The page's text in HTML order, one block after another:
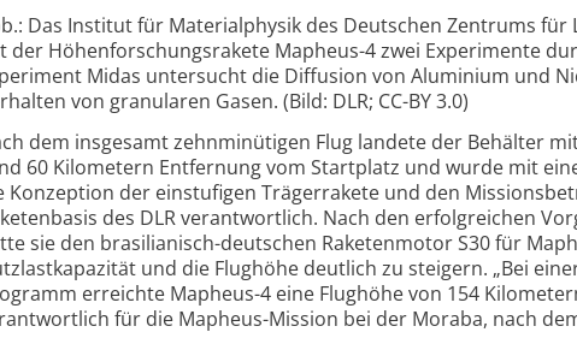
Das Institut für Materialphysik des Deutschen Zentrums für
der Höhenforschungsrakete Mapheus-4 zwei Experimente
Midas untersucht die Diffusion von Aluminium und
von granularen Gasen. (Bild: DLR; CC-BY 3.0)
dem insgesamt zehnminütigen Flug landete der Behälter
60 Kilometern Entfernung vom Startplatz und wurde mit
Konzeption der einstufigen Trägerrakete und den
des DLR verantwortlich. Nach den erfolgreichen
sie den brasilianisch-deutschen Raketenmotor S30 für
und die Flughöhe deutlich zu steigern. „Bei
erreichte Mapheus-4 eine Flughöhe von 154
für die Mapheus-Mission bei der Moraba, nach